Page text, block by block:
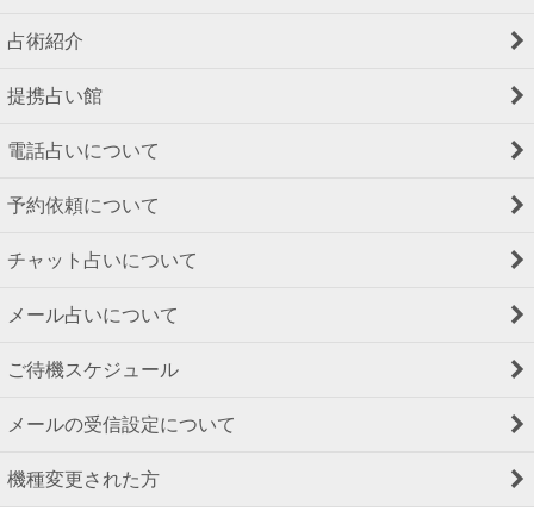
占術紹介
提携占い館
電話占いについて
予約依頼について
チャット占いについて
メール占いについて
ご待機スケジュール
メールの受信設定について
機種変更された方